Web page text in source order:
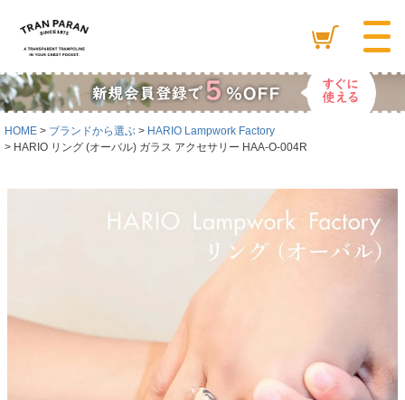
HOME ブランドから選ぶ
HARIO Lampwork Factory
HARIO リング (オーバル) ガラス アクセサリー HAA-O-004R